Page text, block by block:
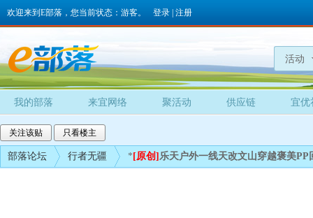
欢迎来到E部落，您当前状态：游客。 登录 注册
活动
我的部落 来宜网络 聚活动 供应链 宜优
关注该贴 只看楼主
部落论坛 行者无疆 * [原创] 乐天户外一线天改文山穿越褒美PP